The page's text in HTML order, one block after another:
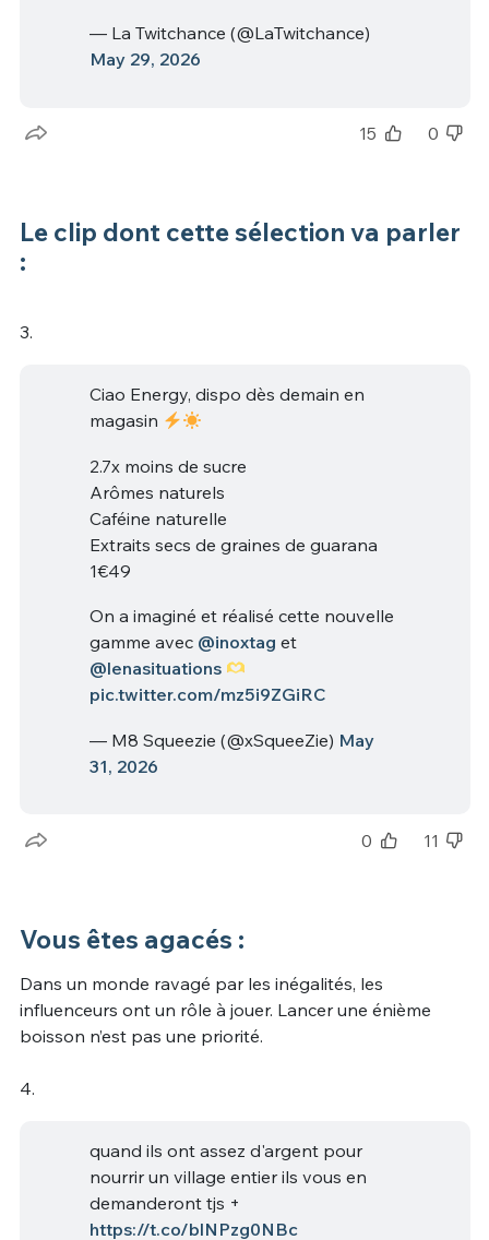
— La Twitchance (@LaTwitchance)
May 29, 2026
15 0
Le clip dont cette sélection va parler
:
3.
Ciao Energy, dispo dès demain en
magasin
2.7x moins de sucre
Arômes naturels
Caféine naturelle
Extraits secs de graines de guarana
1€49
On a imaginé et réalisé cette nouvelle
gamme avec @inoxtag et
@lenasituations
pic.twitter.com/mz5i9ZGiRC
— M8 Squeezie (@xSqueeZie) May
31, 2026
0 11
Vous êtes agacés :
Dans un monde ravagé par les inégalités, les
influenceurs ont un rôle à jouer. Lancer une énième
boisson n’est pas une priorité.
4.
quand ils ont assez d'argent pour
nourrir un village entier ils vous en
demanderont tjs +
https://t.co/blNPzg0NBc